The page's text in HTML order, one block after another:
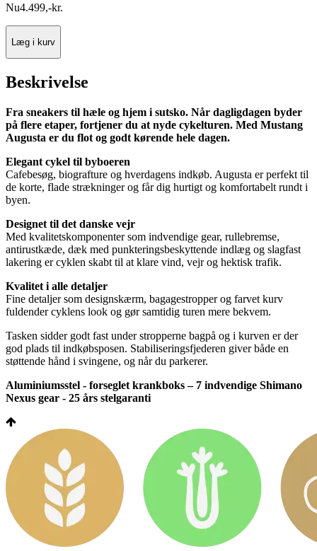
Nu4.499,-kr.
Læg i kurv
Beskrivelse
Fra sneakers til hæle og hjem i sutsko. Når dagligdagen byder
på flere etaper, fortjener du at nyde cykelturen. Med Mustang
Augusta er du flot og godt kørende hele dagen.
Elegant cykel til byboeren
Cafebesøg, biografture og hverdagens indkøb. Augusta er perfekt til
de korte, flade strækninger og får dig hurtigt og komfortabelt rundt i
byen.
Designet til det danske vejr
Med kvalitetskomponenter som indvendige gear, rullebremse,
antirustkæde, dæk med punkteringsbeskyttende indlæg og slagfast
lakering er cyklen skabt til at klare vind, vejr og hektisk trafik.
Kvalitet i alle detaljer
Fine detaljer som designskærm, bagagestropper og farvet kurv
fuldender cyklens look og gør samtidig turen mere bekvem.
Tasken sidder godt fast under stropperne bagpå og i kurven er der
god plads til indkøbsposen. Stabiliseringsfjederen giver både en
støttende hånd i svingene, og når du parkerer.
Aluminiumsstel - forseglet krankboks – 7 indvendige Shimano
Nexus gear - 25 års stelgaranti